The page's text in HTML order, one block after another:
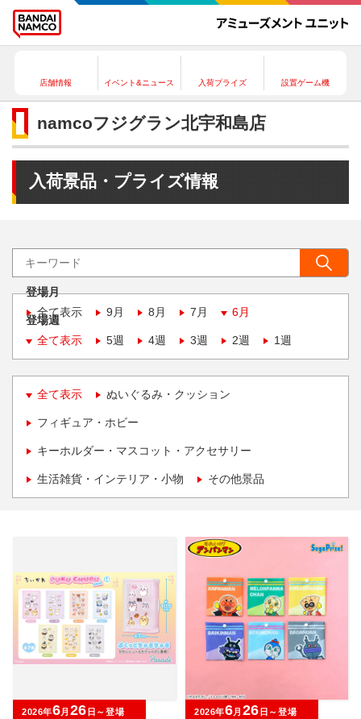
店舗情報 イベント&ニュース 入荷プライズ 設置ゲーム機
namcoフジグラン北宇和島店
入荷景品・プライズ情報
登場月
全て表示
9月 8月 7月 6月
登場週
全て表示
5週 4週 3週 2週 1週
全て表示 ぬいぐるみ・クッション
フィギュア・ホビー
キーホルダー・マスコット・アクセサリー
生活雑貨・インテリア・小物 その他景品
2026年6月 26 日～登場 2026年6月 26 日～登場